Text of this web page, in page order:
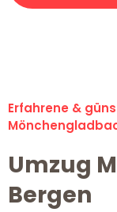
Erfahrene &
Umzug
Bergen